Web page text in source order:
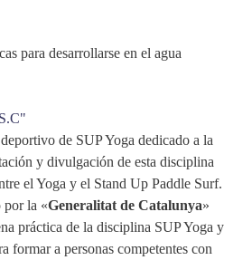
para desarrollarse en el agua
de SUP Yoga dedicado a la
y divulgación de esta disciplina
el Yoga y el Stand Up Paddle Surf.
por la «Generalitat de Catalunya»
práctica de la disciplina SUP Yoga y
formar a personas competentes con